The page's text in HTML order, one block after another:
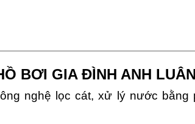
BƠI GIA ĐÌNH ANH
nghệ lọc cát, xử lý nước bằng